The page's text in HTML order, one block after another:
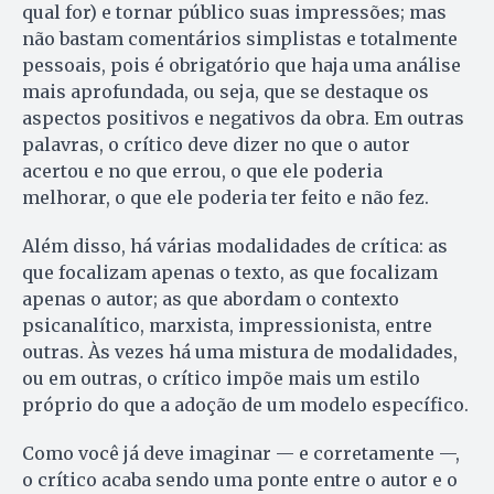
qual for) e tornar público suas impressões; mas
não bastam comentários simplistas e totalmente
pessoais, pois é obrigatório que haja uma análise
mais aprofundada, ou seja, que se destaque os
aspectos positivos e negativos da obra. Em outras
palavras, o crítico deve dizer no que o autor
acertou e no que errou, o que ele poderia
melhorar, o que ele poderia ter feito e não fez.
Além disso, há várias modalidades de crítica: as
que focalizam apenas o texto, as que focalizam
apenas o autor; as que abordam o contexto
psicanalítico, marxista, impressionista, entre
outras. Às vezes há uma mistura de modalidades,
ou em outras, o crítico impõe mais um estilo
próprio do que a adoção de um modelo específico.
Como você já deve imaginar — e corretamente —,
o crítico acaba sendo uma ponte entre o autor e o